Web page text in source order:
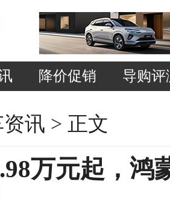
降价促销 导购评
讯 > 正文
万元起，鸿